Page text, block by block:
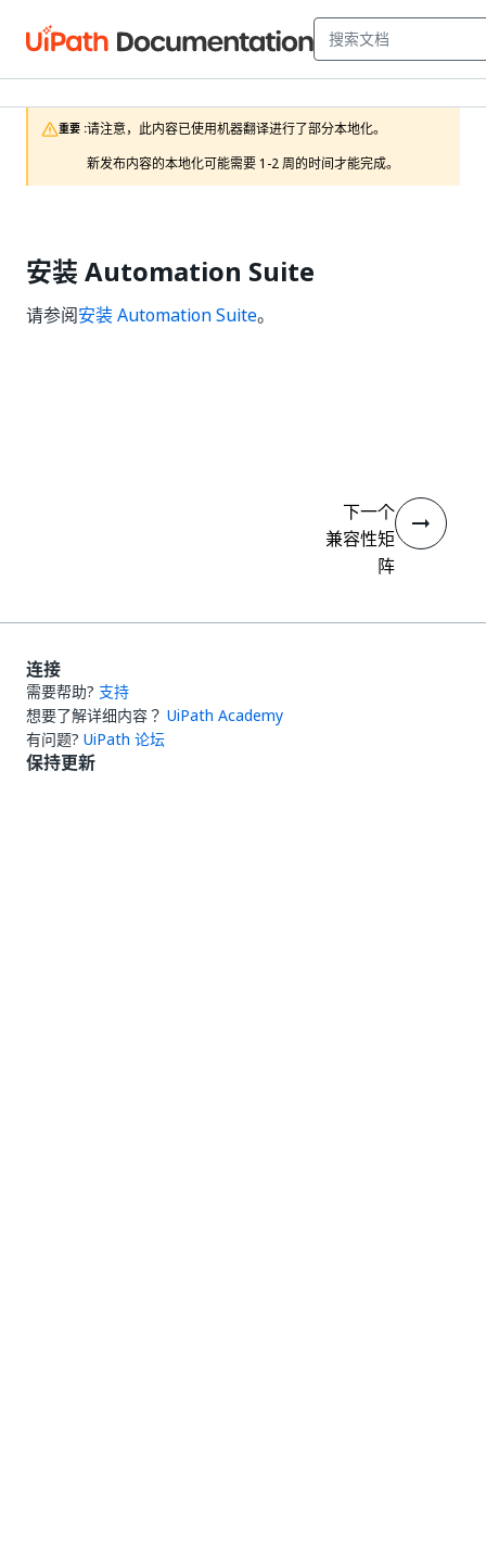
重要 :请注意，此内容已使用机器翻译进行了部分本地化。
新发布内容的本地化可能需要 1-2 周的时间才能完成。
安装 Automation Suite
请参阅安装 Automation Suite。
下一个
兼容性矩
阵
连接
需要帮助? 支持
想要了解详细内容？ UiPath Academy
有问题? UiPath 论坛
保持更新